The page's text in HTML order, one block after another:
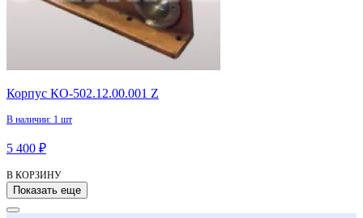
Корпус КО-502.12.00.001 Z
В наличии: 1 шт
5 400 ₽
В КОРЗИНУ
Показать еще